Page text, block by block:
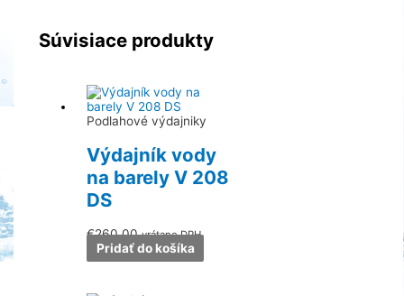
Súvisiace produkty
Podlahové výdajniky
Výdajník vody
na barely V 208
DS
€260.00 vrátane DPH
Pridať do košíka